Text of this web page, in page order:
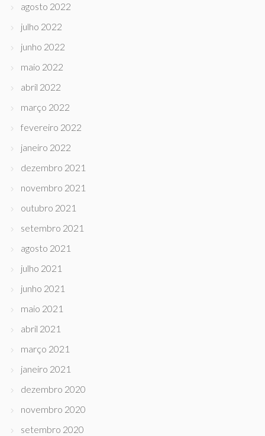
agosto 2022
julho 2022
junho 2022
maio 2022
abril 2022
março 2022
fevereiro 2022
janeiro 2022
dezembro 2021
novembro 2021
outubro 2021
setembro 2021
agosto 2021
julho 2021
junho 2021
maio 2021
abril 2021
março 2021
janeiro 2021
dezembro 2020
novembro 2020
setembro 2020